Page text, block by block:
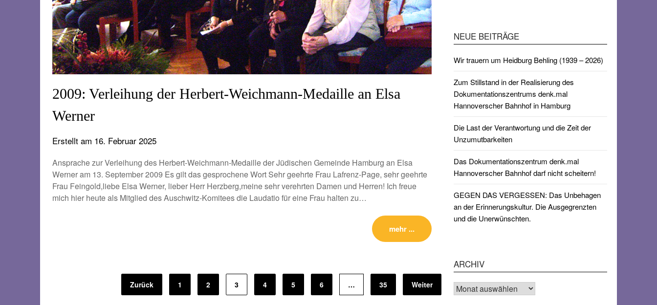
2009: Verleihung der Herbert-Weichmann-Medaille an Elsa
Werner
Erstellt am 16. Februar 2025
Ansprache zur Verleihung des Herbert-Weichmann-Medaille der Jüdischen Gemeinde Hamburg an Elsa
Werner am 13. September 2009 Es gilt das gesprochene Wort Sehr geehrte Frau Lafrenz-Page, sehr geehrte
Frau Feingold,liebe Elsa Werner, lieber Herr Herzberg,meine sehr verehrten Damen und Herren! Ich freue
mich hier heute als Mitglied des Auschwitz-Komitees die Laudatio für eine Frau halten zu…
mehr ...
Seitennummerierung
Zurück 1 2 3 4 5 6 … 35 Weiter
NEUE BEITRÄGE
Wir trauern um Heidburg Behling (1939 – 2026)
Zum Stillstand in der Realisierung des
Dokumentationszentrums denk.mal
Hannoverscher Bahnhof in Hamburg
Die Last der Verantwortung und die Zeit der
Unzumutbarkeiten
Das Dokumentationszentrum denk.mal
Hannoverscher Bahnhof darf nicht scheitern!
GEGEN DAS VERGESSEN: Das Unbehagen
an der Erinnerungskultur. Die Ausgegrenzten
und die Unerwünschten.
ARCHIV
Archiv